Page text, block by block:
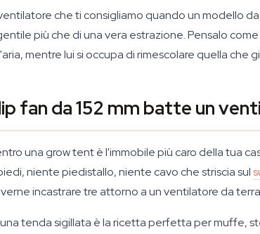
che ti consigliamo quando un modello
più che di una vera estrazione. Pensalo
mentre lui si occupa di rimescolare quella che
fan da 152 mm batte un
una grow tent è l'immobile più caro della tua
niente piedistallo, niente cavo che striscia sul
incastrare tre attorno a un ventilatore da
tenda sigillata è la ricetta perfetta per muffe,